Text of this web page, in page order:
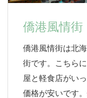
僑港風情街
僑港風情街は北
街です。こちら
屋と軽食店がい
価格が安いです